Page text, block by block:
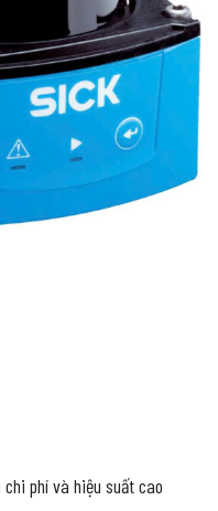
phí và hiệu suất cao